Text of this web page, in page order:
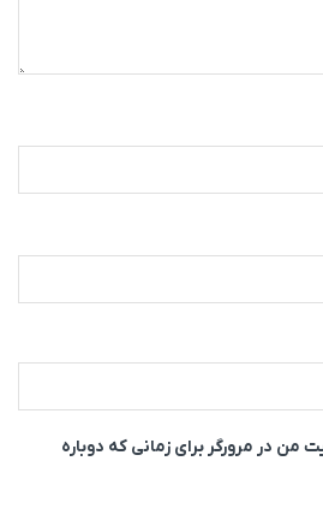
من در مرورگر برای زمانی که دوباره